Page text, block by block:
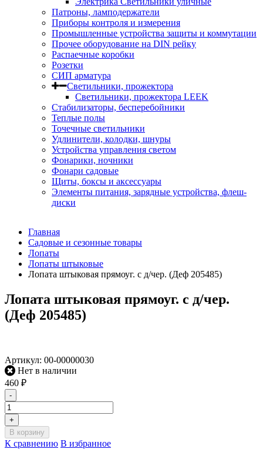
Патроны, ламподержатели
Приборы контроля и измерения
Промышленные устройства защиты и коммутации
Прочее оборудование на DIN рейку
Распаечные коробки
Розетки
СИП арматура
Светильники, прожектора
Светильники, прожектора LEEK
Стабилизаторы, бесперебойники
Теплые полы
Точечные светильники
Удлинители, колодки, шнуры
Устройства управления светом
Фонарики, ночники
Фонари садовые
Щиты, боксы и аксессуары
Элементы питания, зарядные устройства, флеш-
диски
Главная
Садовые и сезонные товары
Лопаты
Лопаты штыковые
Лопата штыковая прямоуг. с д/чер. (Деф 205485)
Лопата штыковая прямоуг. с д/чер.
(Деф 205485)
Артикул: 00-00000030
Нет в наличии
460 ₽
-
+
В корзину
К сравнению В избранное